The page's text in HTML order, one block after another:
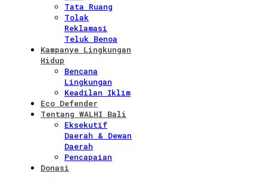
Tata Ruang
Tolak
Reklamasi
Teluk Benoa
Kampanye Lingkungan
Hidup
Bencana
Lingkungan
Keadilan Iklim
Eco Defender
Tentang WALHI Bali
Eksekutif
Daerah & Dewan
Daerah
Pencapaian
Donasi